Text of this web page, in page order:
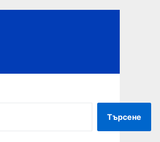
Търсене